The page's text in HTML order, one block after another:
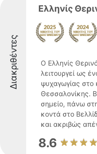
Διακριθέντες
Ελληνίς
Ο Ελληνίς
λειτουργεί ως
ψυχαγωγίας στο
Θεσσαλονίκης.
σημείο, πάνω
κοντά στο
και ακριβώς
8.6